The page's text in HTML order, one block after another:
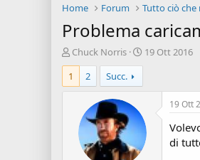
Home Forum Tutto ciò
Problema
A
u
t
o
Chuck Norris
D
i
n
19 Ott 2016
1
2 Succ.
19 Ott
di